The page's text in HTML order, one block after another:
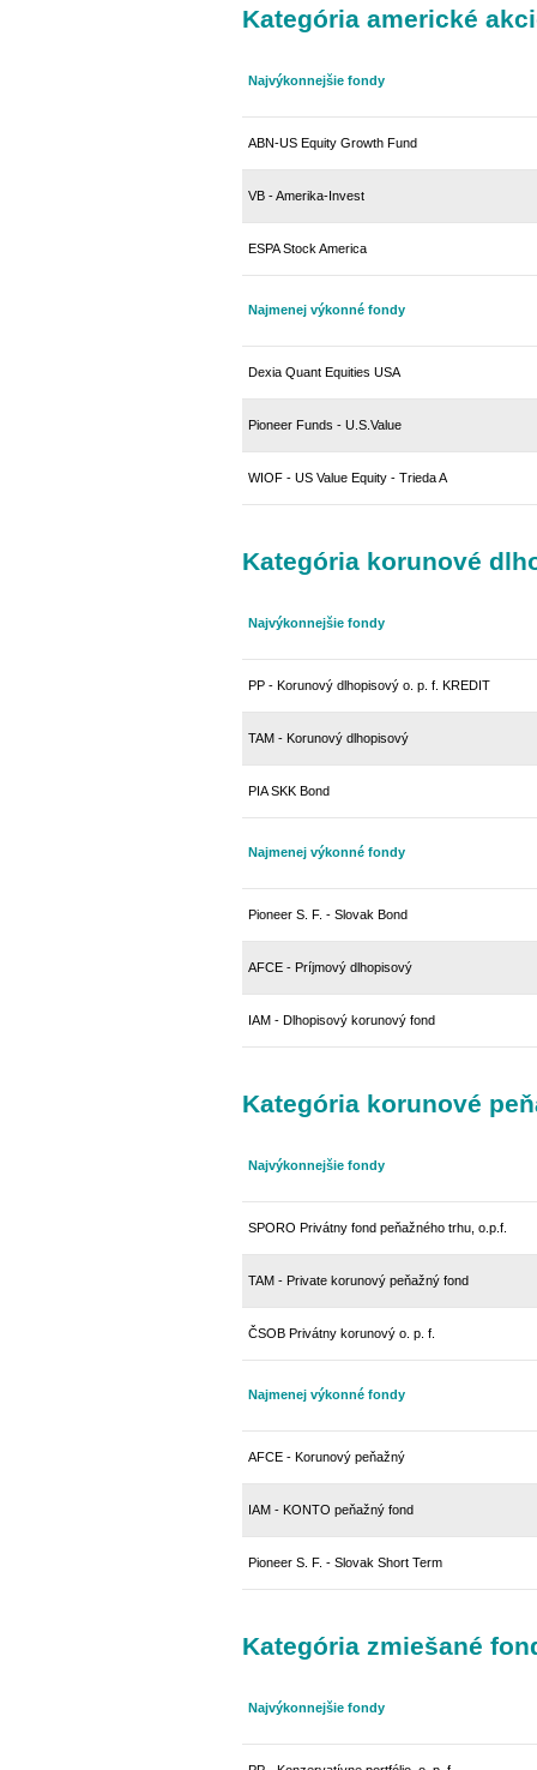
Kategória americké
Najvýkonnejšie fondy
ABN-US Equity Growth Fund
VB - Amerika-Invest
ESPA Stock America
Najmenej výkonné fondy
Dexia Quant Equities USA
Pioneer Funds - U.S.Value
WIOF - US Value Equity - Trieda A
Kategória korunové
Najvýkonnejšie fondy
PP - Korunový dlhopisový o. p. f. KREDIT
TAM - Korunový dlhopisový
PIA SKK Bond
Najmenej výkonné fondy
Pioneer S. F. - Slovak Bond
AFCE - Príjmový dlhopisový
IAM - Dlhopisový korunový fond
Kategória korunové
Najvýkonnejšie fondy
SPORO Privátny fond peňažného trhu, o.p.f.
TAM - Private korunový peňažný fond
ČSOB Privátny korunový o. p. f.
Najmenej výkonné fondy
AFCE - Korunový peňažný
IAM - KONTO peňažný fond
Pioneer S. F. - Slovak Short Term
Kategória zmiešané
Najvýkonnejšie fondy